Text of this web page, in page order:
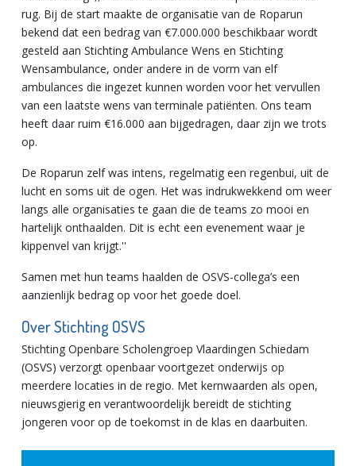
rug. Bij de start maakte de organisatie van de Roparun
bekend dat een bedrag van €7.000.000 beschikbaar wordt
gesteld aan Stichting Ambulance Wens en Stichting
Wensambulance, onder andere in de vorm van elf
ambulances die ingezet kunnen worden voor het vervullen
van een laatste wens van terminale patiënten. Ons team
heeft daar ruim €16.000 aan bijgedragen, daar zijn we trots
op.
De Roparun zelf was intens, regelmatig een regenbui, uit de
lucht en soms uit de ogen. Het was indrukwekkend om weer
langs alle organisaties te gaan die de teams zo mooi en
hartelijk onthaalden. Dit is echt een evenement waar je
kippenvel van krijgt.''
Samen met hun teams haalden de OSVS-collega’s een
aanzienlijk bedrag op voor het goede doel.
Over Stichting OSVS
Stichting Openbare Scholengroep Vlaardingen Schiedam
(OSVS) verzorgt openbaar voortgezet onderwijs op
meerdere locaties in de regio. Met kernwaarden als open,
nieuwsgierig en verantwoordelijk bereidt de stichting
jongeren voor op de toekomst in de klas en daarbuiten.